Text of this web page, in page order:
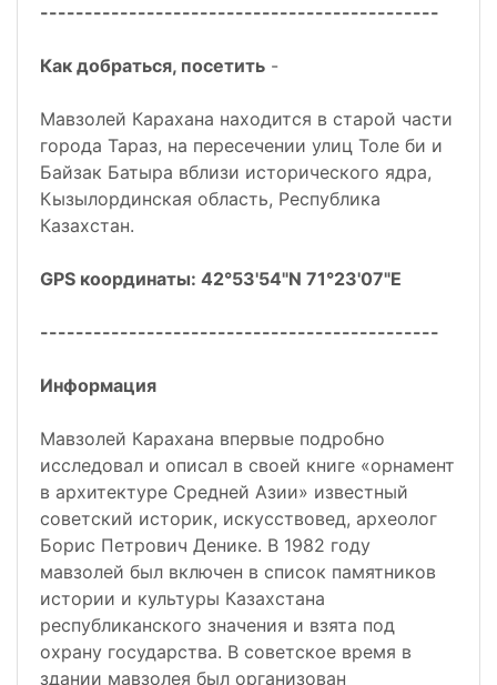
---------------------------------------------
Как добраться, посетить -
Мавзолей Карахана находится в старой части
города Тараз, на пересечении улиц Толе би и
Байзак Батыра вблизи исторического ядра,
Кызылординская область, Республика
Казахстан.
GPS координаты: 42°53'54"N 71°23'07"E
---------------------------------------------
Информация
Мавзолей Карахана впервые подробно
исследовал и описал в своей книге «орнамент
в архитектуре Средней Азии» известный
советский историк, искусствовед, археолог
Борис Петрович Денике. В 1982 году
мавзолей был включен в список памятников
истории и культуры Казахстана
республиканского значения и взята под
охрану государства. В советское время в
здании мавзолея был организован